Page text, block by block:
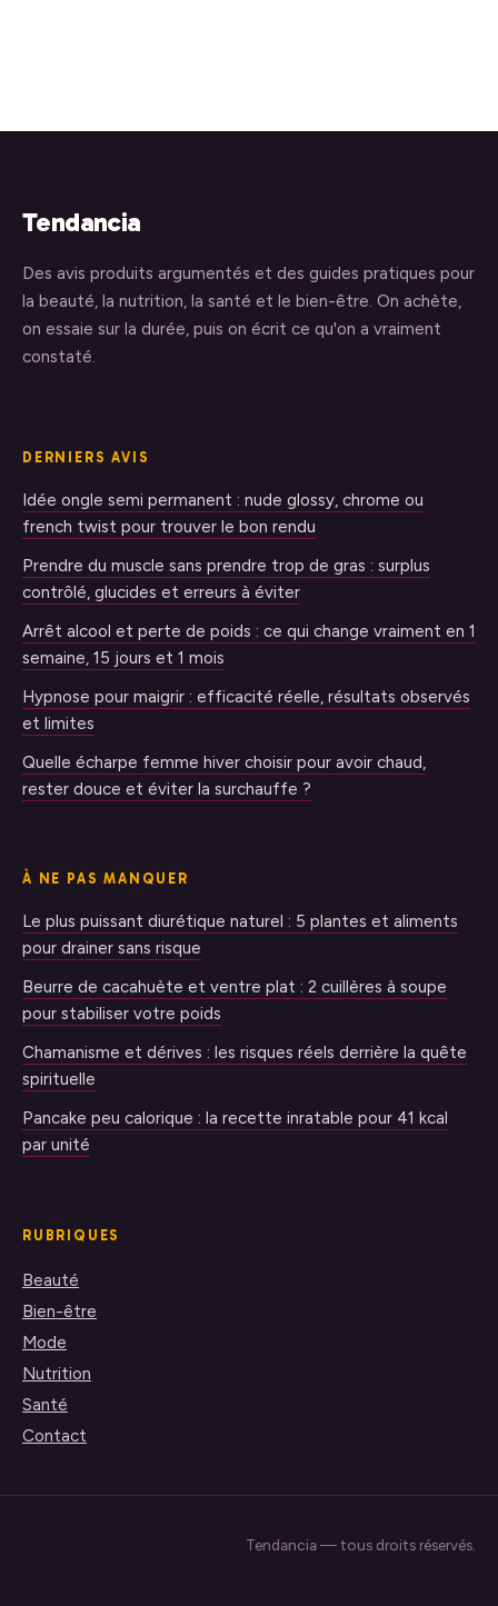
Tendancia
Des avis produits argumentés et des guides pratiques pour
la beauté, la nutrition, la santé et le bien-être. On achète,
on essaie sur la durée, puis on écrit ce qu'on a vraiment
constaté.
DERNIERS AVIS
Idée ongle semi permanent : nude glossy, chrome ou
french twist pour trouver le bon rendu
Prendre du muscle sans prendre trop de gras : surplus
contrôlé, glucides et erreurs à éviter
Arrêt alcool et perte de poids : ce qui change vraiment en 1
semaine, 15 jours et 1 mois
Hypnose pour maigrir : efficacité réelle, résultats observés
et limites
Quelle écharpe femme hiver choisir pour avoir chaud,
rester douce et éviter la surchauffe ?
À NE PAS MANQUER
Le plus puissant diurétique naturel : 5 plantes et aliments
pour drainer sans risque
Beurre de cacahuète et ventre plat : 2 cuillères à soupe
pour stabiliser votre poids
Chamanisme et dérives : les risques réels derrière la quête
spirituelle
Pancake peu calorique : la recette inratable pour 41 kcal
par unité
RUBRIQUES
Beauté
Bien-être
Mode
Nutrition
Santé
Contact
Tendancia — tous droits réservés.